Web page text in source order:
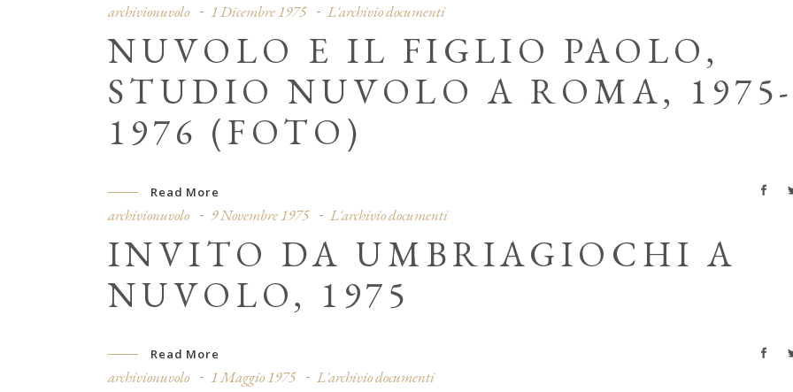
archivionuvolo 1 Dicembre 1975 L'archivio documenti
NUVOLO E IL FIGLIO PAOLO,
STUDIO NUVOLO A ROMA,
1976 (FOTO)
Read More
archivionuvolo 9 Novembre 1975 L'archivio documenti
INVITO DA UMBRIAGIOCHI A
NUVOLO, 1975
Read More
archivionuvolo 1 Maggio 1975 L'archivio documenti